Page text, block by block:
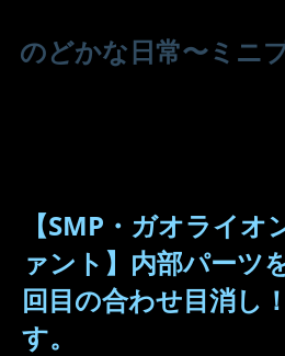
のどかな日常〜ミニ
【SMP・ガオライ
ァント】内部パーツ
回目の合わせ目消し
す。